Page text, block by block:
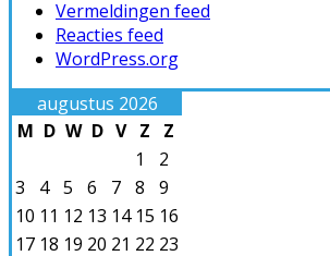
Vermeldingen feed
Reacties feed
WordPress.org
augustus 2026
M D W D V Z
Z
1
2
3
4 5 6 7 8
9
10 11 12 13 14 15 16
17 18 19 20 21 22 23